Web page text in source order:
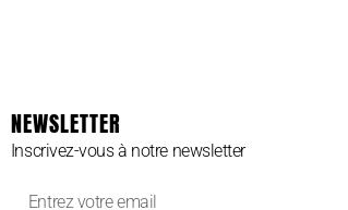
NEWSLETTER
Inscrivez-vous à notre newsletter